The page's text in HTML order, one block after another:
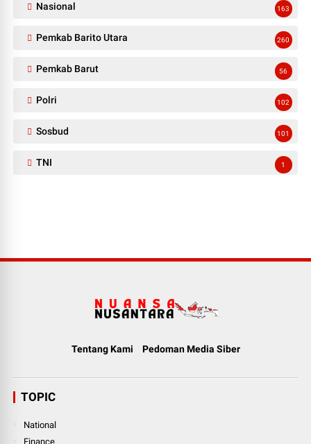
Nasional 163
Pemkab Barito Utara 260
Pemkab Barut 56
Polri 102
Sosbud 101
TNI 1
Tentang Kami Pedoman Media Siber
TOPIC
National
Finance